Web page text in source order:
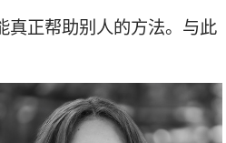
真正帮助别人的方法。与此